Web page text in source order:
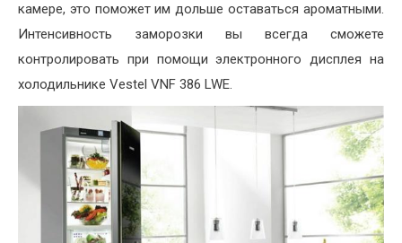
камере, это поможет им дольше оставаться ароматными.
Интенсивность заморозки вы всегда сможете
контролировать при помощи электронного дисплея на
холодильнике Vestel VNF 386 LWE.